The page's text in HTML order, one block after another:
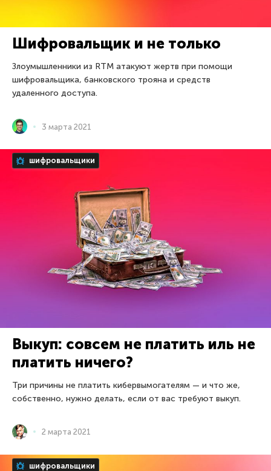
Шифровальщик и не только
Злоумышленники из RTM атакуют жертв при помощи
шифровальщика, банковского трояна и средств
удаленного доступа.
3 марта 2021
шифровальщики
Выкуп: совсем не платить иль не
платить ничего?
Три причины не платить кибервымогателям — и что же,
собственно, нужно делать, если от вас требуют выкуп.
2 марта 2021
шифровальщики